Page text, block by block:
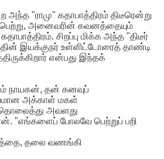
அந்த "ராமு" கதாபாத்திரம் திடீரென்று
பெற்று, அனைவரின் கவனத்தையும்
சிறப்பு மிக்க அந்த "திடீர்
இயக்குநர் உள்ளிட்டோரைத் தாண்டி
என்பது இந்தக்
நாயகன், தன் கனவுப்
அக்காள் மகள்
அவளது
"எங்களைப் போலவே பெற்றுப் பறி
தலை வணங்கி